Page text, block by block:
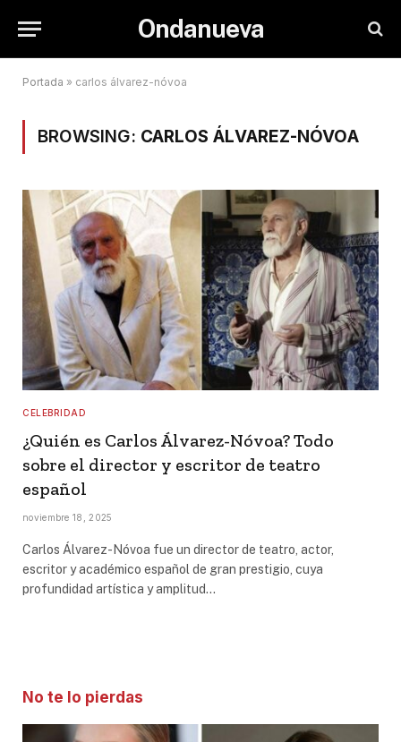
Ondanueva
Portada » carlos álvarez-nóvoa
BROWSING: CARLOS ÁLVAREZ-NÓVOA
CELEBRIDAD
¿Quién es Carlos Álvarez-Nóvoa? Todo
sobre el director y escritor de teatro
español
noviembre 18, 2025
Carlos Álvarez-Nóvoa fue un director de teatro, actor,
escritor y académico español de gran prestigio, cuya
profundidad artística y amplitud…
No te lo pierdas